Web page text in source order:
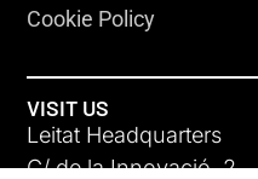
Cookie Policy
VISIT US
Leitat Headquarters
C/ de la Innovació, 2